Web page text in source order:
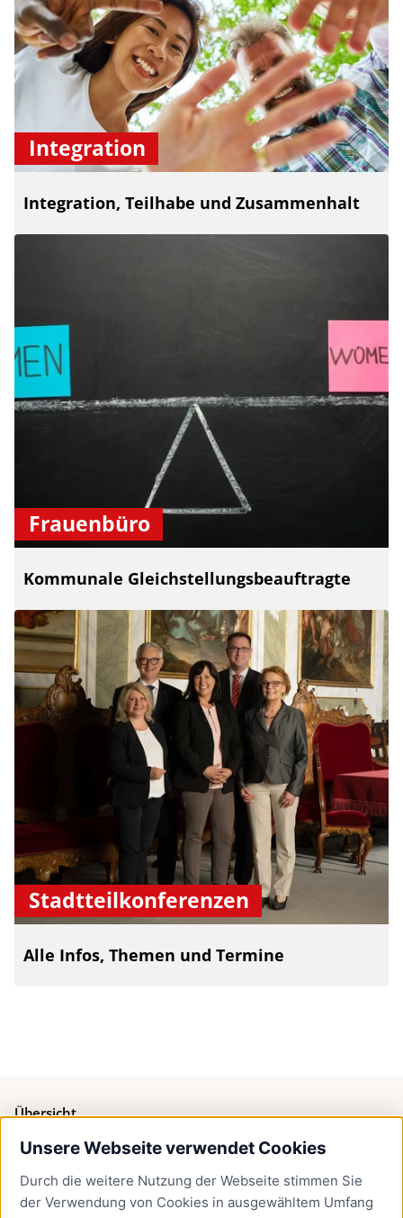
Unsere Webseite verwendet Cookies
Durch die weitere Nutzung der Webseite stimmen Sie
der Verwendung von Cookies in ausgewähltem Umfang
Integration
Integration, Teilhabe und Zusammenhalt
Frauenbüro
Kommunale Gleichstellungsbeauftragte
Stadtteilkonferenzen
Alle Infos, Themen und Termine
Übersicht
Bürgerservice
Presse
Newsletter Lübeck:kompakt